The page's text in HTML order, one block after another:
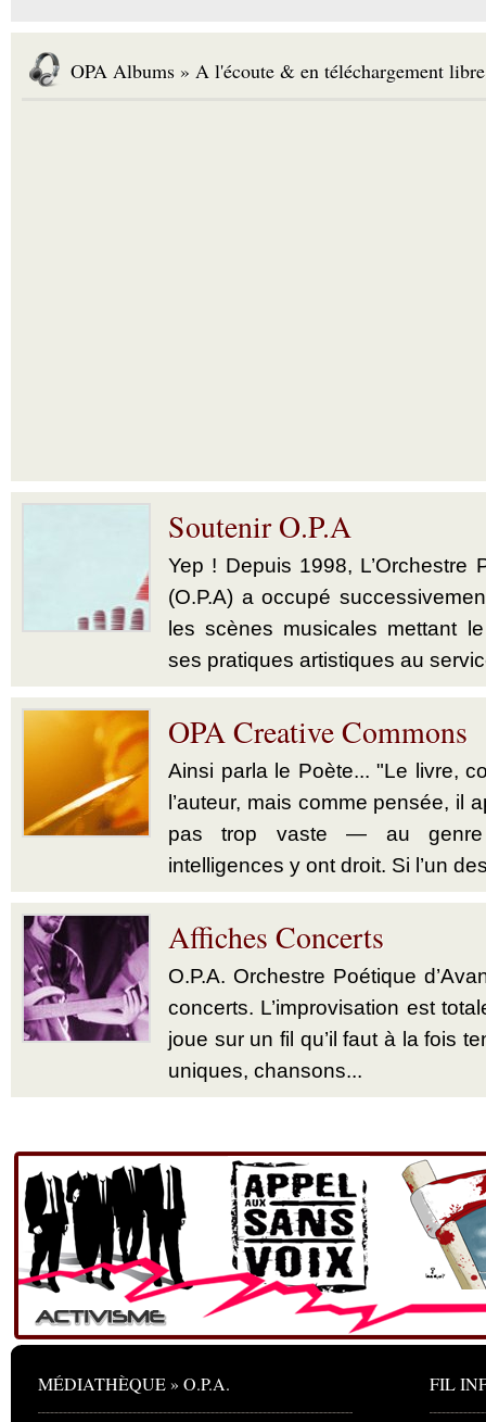
OPA Albums » A l'écoute & en téléchargement
Soutenir O.P.A
Yep ! Depuis 1998, L’Orchestre
(O.P.A) a occupé
les scènes musicales mettant
ses pratiques artistiques au
OPA Creative Commons
Ainsi parla le Poète... "Le livre,
l’auteur, mais comme pensée, il
pas trop vaste — au genre
intelligences y ont droit. Si l’un
Affiches Concerts
O.P.A. Orchestre Poétique
concerts. L’improvisation est
joue sur un fil qu’il faut à la fois
uniques, chansons...
MÉDIATHÈQUE » O.P.A. FIL